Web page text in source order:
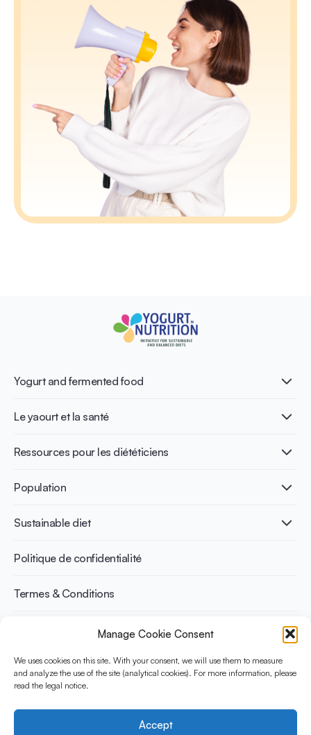
Manage Cookie Consent
We uses cookies on this site. With your consent, we will use them to measure
and analyze the use of the site (analytical cookies). For more information, please
read the legal notice.
Accept
Yogurt and fermented food
Qu’est-ce que le yaourt ?
Nutri-dense food
Le yaourt et la santé
Healthy Diets & Lifestyle
Santé intestinale
Santé osseuse
Gestion du poids
Ressources pour les diététiciens
Publications
Infographics
Recettes
Population
Adulte
Sportif
Sustainable diet
Benefits for planet health
Benefits for human health
Politique de confidentialité
Termes & Conditions
YINI (The Yogurt in Nutrition Initiative) est financée par le
Danone Institute International. Elle vise à évaluer et partager les
preuves actuelles sur la place du yaourt dans les régimes